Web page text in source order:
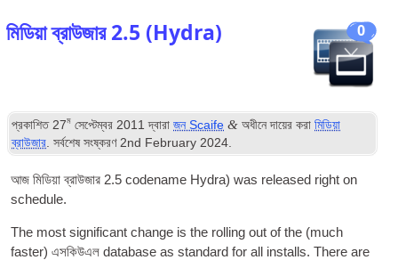
0
মিডিয়া ব্রাউজার 2.5 (Hydra)
প্রকাশিত27ম সেপ্টেম্বর 2011 দ্বারাজন Scaife & অধীনে দায়ের করামিডিয়া
ব্রাউজার. সর্বশেষ সংষ্করণ2nd February 2024.
আজ মিডিয়া ব্রাউজার 2.5code­name Hydra)was released right on
schedule.
The most sig­ni­fic­ant change is the rolling out of the (much
faster)এসকিউএল data­base as stand­ard for all installs. There are